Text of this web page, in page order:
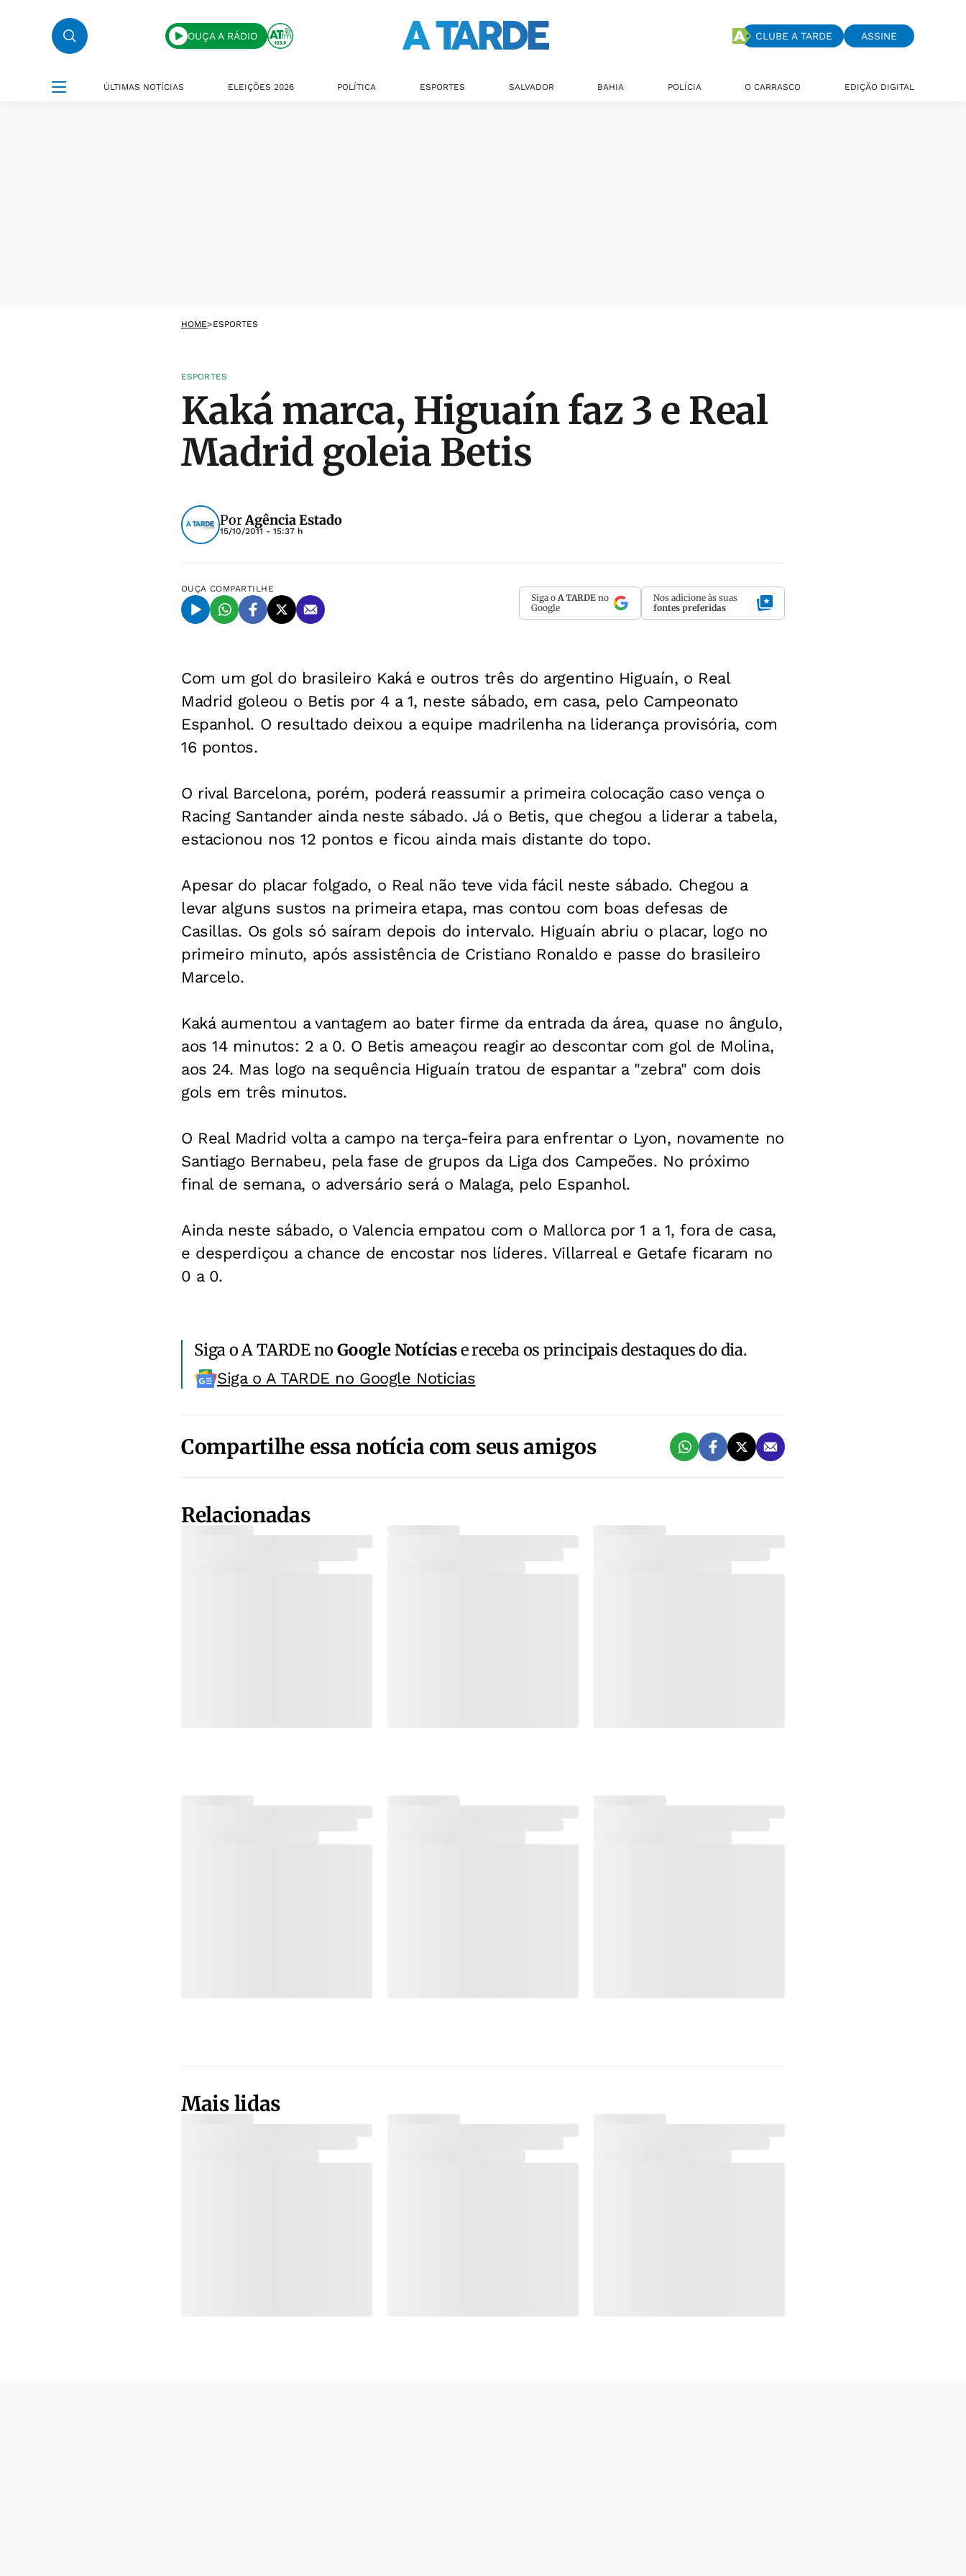
OUÇA A RÁDIO CLUBE A TARDE ASSINE
ÚLTIMAS NOTÍCIAS ELEIÇÕES 2026 POLÍTICA ESPORTES SALVADOR BAHIA POLÍCIA O CARRASCO EDIÇÃO DIGITAL
HOME>ESPORTES
ESPORTES
Kaká marca, Higuaín faz 3 e Real
Madrid goleia Betis
PorAgência Estado
15/10/2011 - 15:37 h
OUÇA COMPARTILHE
Siga o A TARDE no
Google
Nos adicione às suas
fontes preferidas
Com um gol do brasileiro Kaká e outros três do argentino Higuaín, o Real
Madrid goleou o Betis por 4 a 1, neste sábado, em casa, pelo Campeonato
Espanhol. O resultado deixou a equipe madrilenha na liderança provisória, com
16 pontos.
O rival Barcelona, porém, poderá reassumir a primeira colocação caso vença o
Racing Santander ainda neste sábado. Já o Betis, que chegou a liderar a tabela,
estacionou nos 12 pontos e ficou ainda mais distante do topo.
Apesar do placar folgado, o Real não teve vida fácil neste sábado. Chegou a
levar alguns sustos na primeira etapa, mas contou com boas defesas de
Casillas. Os gols só saíram depois do intervalo. Higuaín abriu o placar, logo no
primeiro minuto, após assistência de Cristiano Ronaldo e passe do brasileiro
Marcelo.
Kaká aumentou a vantagem ao bater firme da entrada da área, quase no ângulo,
aos 14 minutos: 2 a 0. O Betis ameaçou reagir ao descontar com gol de Molina,
aos 24. Mas logo na sequência Higuaín tratou de espantar a "zebra" com dois
gols em três minutos.
O Real Madrid volta a campo na terça-feira para enfrentar o Lyon, novamente no
Santiago Bernabeu, pela fase de grupos da Liga dos Campeões. No próximo
final de semana, o adversário será o Malaga, pelo Espanhol.
Ainda neste sábado, o Valencia empatou com o Mallorca por 1 a 1, fora de casa,
e desperdiçou a chance de encostar nos líderes. Villarreal e Getafe ficaram no
0 a 0.
Siga o A TARDE noGoogle Notíciase receba os principais destaques do dia.
Siga o A TARDE no Google Noticias
Compartilhe essa notícia com seus amigos
Relacionadas
Mais lidas